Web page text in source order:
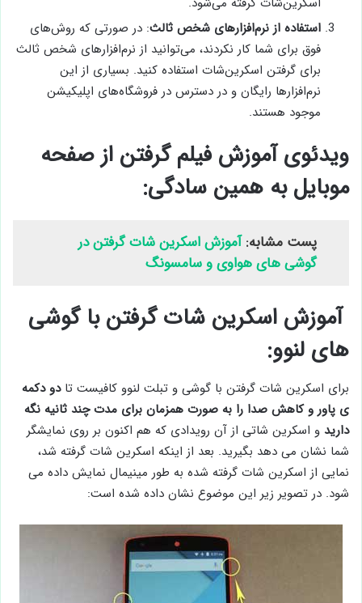
استفاده از نرم‌افزارهای شخص ثالث: در صورتی که روش‌های
فوق برای شما کار نکردند، می‌توانید از نرم‌افزارهای شخص ثالث
برای گرفتن اسکرین‌شات استفاده کنید. بسیاری از این
نرم‌افزارها رایگان و در دسترس در فروشگاه‌های اپلیکیشن
موجود هستند.
ویدئوی آموزش فیلم گرفتن از صفحه
موبایل به همین سادگی:
پست مشابه:آموزش اسکرین شات گرفتن در
گوشی های هواوی و سامسونگ
آموزش اسکرین شات گرفتن با گوشی
های لنوو:
برای اسکرین شات گرفتن با گوشی و تبلت لنوو کافیست تادو دکمه
ی پاور و کاهش صدا را به صورت همزمان برای مدت چند ثانیه نگه
دارید و اسکرین شاتی از آن رویدادی که هم اکنون بر روی نمایشگر
شما نشان می دهد بگیرید. بعد از اینکه اسکرین شات گرفته شد،
نمایی از اسکرین شات گرفته شده به طور مینیمال نمایش داده می
شود. در تصویر زیر این موضوع نشان داده شده است: